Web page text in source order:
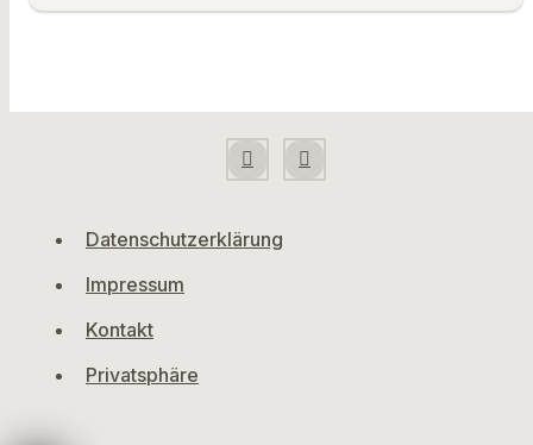
Datenschutzerklärung
Impressum
Kontakt
Privatsphäre